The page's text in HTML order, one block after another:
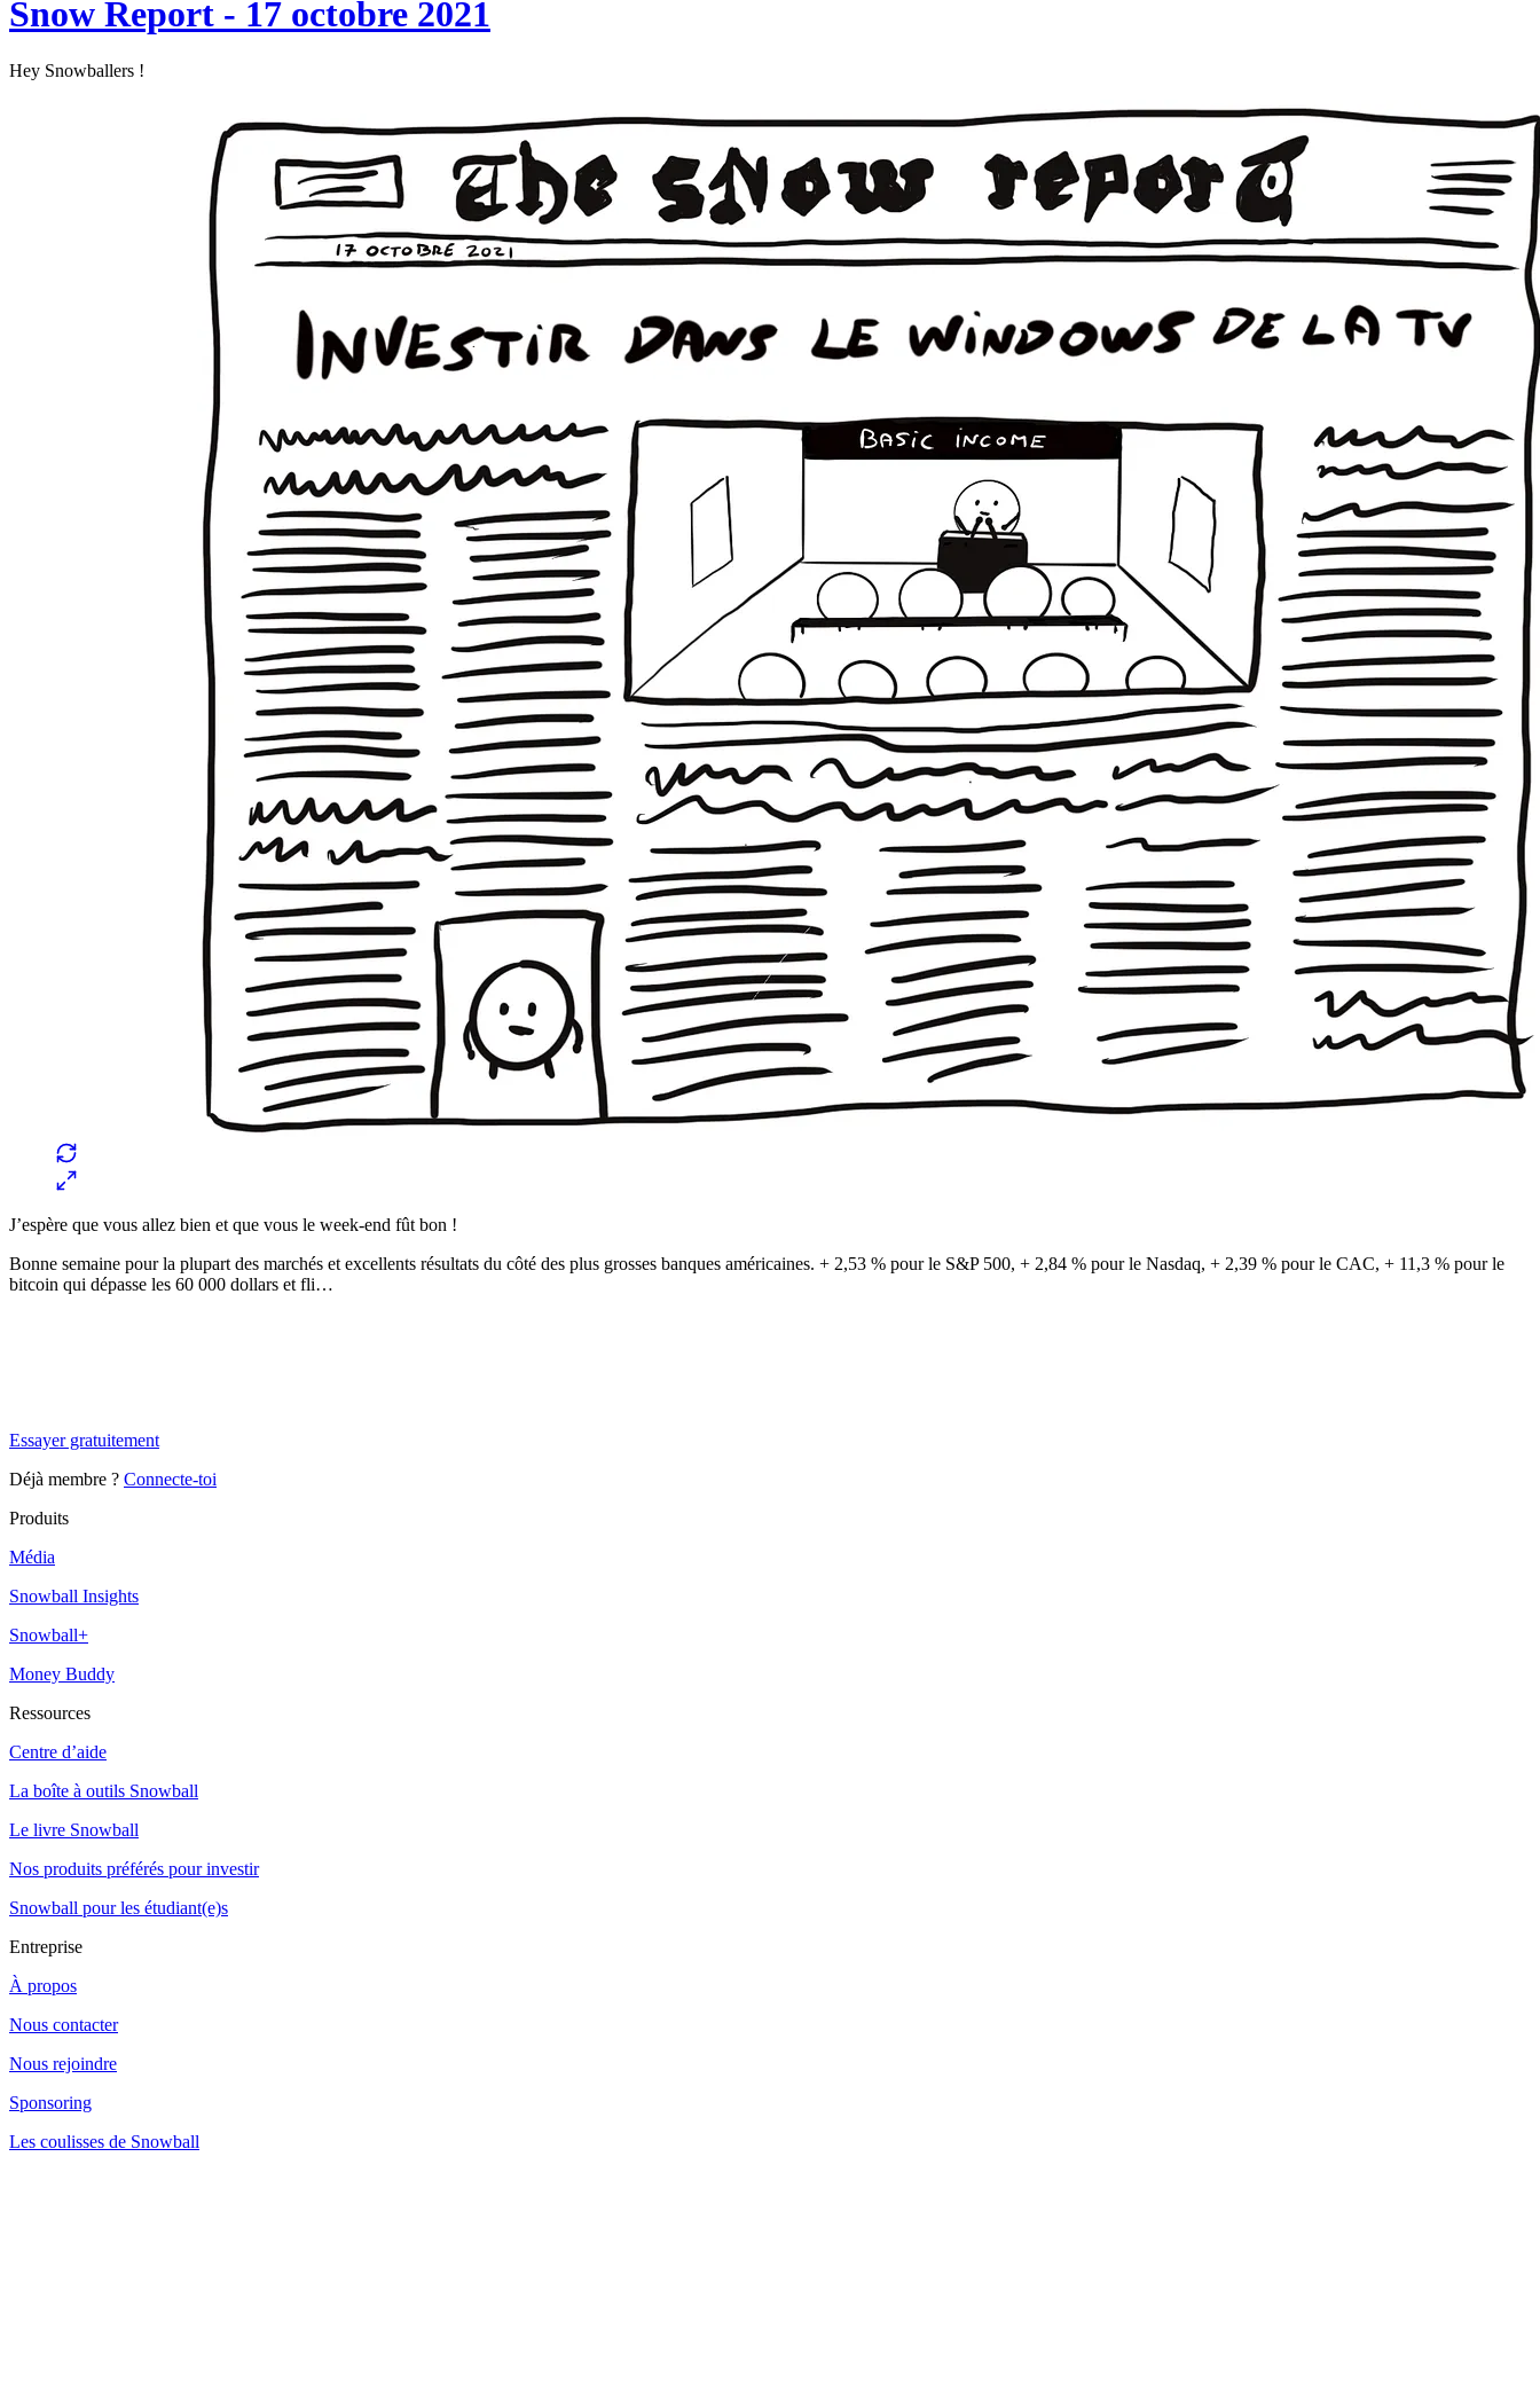
Snow Report - 17 octobre 2021
Hey Snowballers !
J’espère que vous allez bien et que vous le week-end fût bon !
Bonne semaine pour la plupart des marchés et excellents résultats du côté des plus grosses banques américaines. + 2,53 % pour le S&P 500, + 2,84 % pour le Nasdaq, + 2,39 % pour le CAC, + 11,3 % pour le
bitcoin qui dépasse les 60 000 dollars et fli…
Essayer gratuitement
Déjà membre ? Connecte-toi
Produits
Média
Snowball Insights
Snowball+
Money Buddy
Ressources
Centre d’aide
La boîte à outils Snowball
Le livre Snowball
Nos produits préférés pour investir
Snowball pour les étudiant(e)s
Entreprise
À propos
Nous contacter
Nous rejoindre
Sponsoring
Les coulisses de Snowball